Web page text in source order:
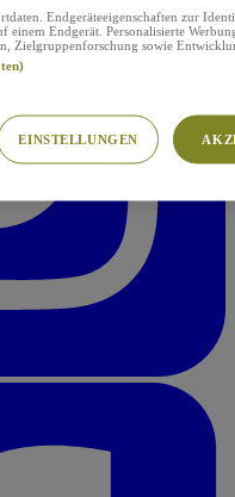
Endgeräteeigenschaften zur
Endgerät. Personalisierte
Zielgruppenforschung sowie
EINSTELLUNGEN